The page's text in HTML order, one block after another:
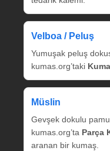
Velboa / Peluş
Yumuşak peluş
kumas.org’taki
Müslin
Gevşek dokulu
kumas.org’ta Parça
aranan bir kumaş.